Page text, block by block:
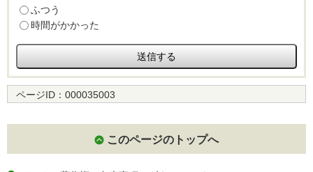
ふつう
時間がかかった
ページID： 000035003
このページのトップへ